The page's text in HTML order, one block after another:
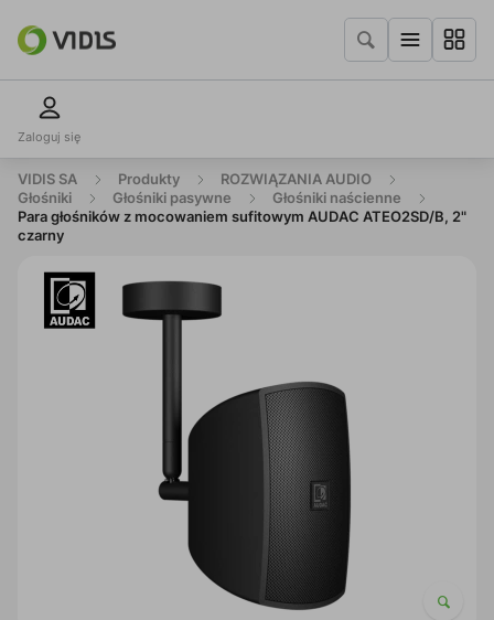
Zaloguj się
VIDIS SA Produkty
ROZWIĄZANIA AUDIO
Głośniki
Głośniki pasywne
Głośniki naścienne
Para głośników z mocowaniem sufitowym AUDAC ATEO2SD/B, 2"
czarny